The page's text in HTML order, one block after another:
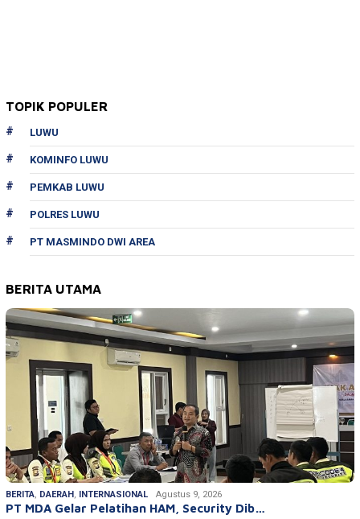
TOPIK POPULER
LUWU
KOMINFO LUWU
PEMKAB LUWU
POLRES LUWU
PT MASMINDO DWI AREA
BERITA UTAMA
BERITA, DAERAH, INTERNASIONAL Agustus 9, 2026
PT MDA Gelar Pelatihan HAM, Security Dib…